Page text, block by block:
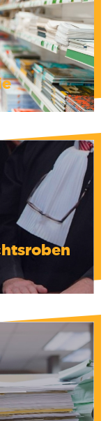
Sie uns,
unser
Größen
Preis von 3